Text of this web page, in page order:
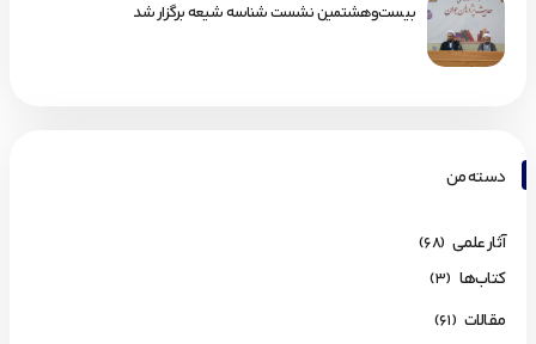
بیست‌وهشتمین نشست شناسه شیعه برگزار شد
دسته من
آثار علمی (68)
کتاب‌ها (3)
مقالات (61)